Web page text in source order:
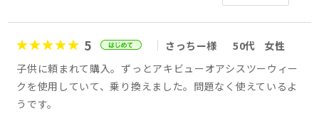
5 さっちー様 50代
女性
子供に頼まれて購入。ずっとアキビューオアシスツーウィー
クを使用していて、乗り換えました。問題なく使えているよ
うです。